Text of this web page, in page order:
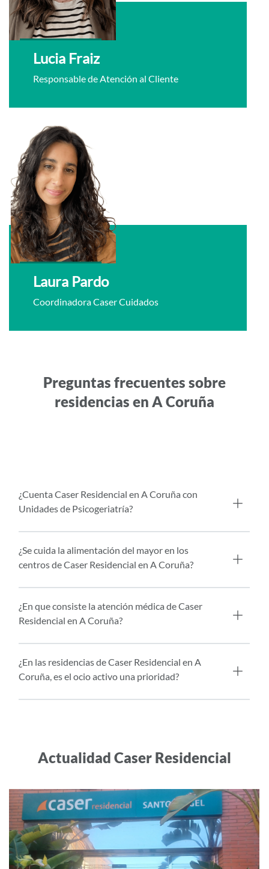
Lucia Fraiz
Responsable de Atención al Cliente
Laura Pardo
Coordinadora Caser Cuidados
Preguntas frecuentes sobre
residencias en A Coruña
¿Cuenta Caser Residencial en A Coruña con
Unidades de Psicogeriatría?
¿Se cuida la alimentación del mayor en los
centros de Caser Residencial en A Coruña?
¿En que consiste la atención médica de Caser
Residencial en A Coruña?
¿En las residencias de Caser Residencial en A
Coruña, es el ocio activo una prioridad?
Actualidad Caser Residencial
Noticias